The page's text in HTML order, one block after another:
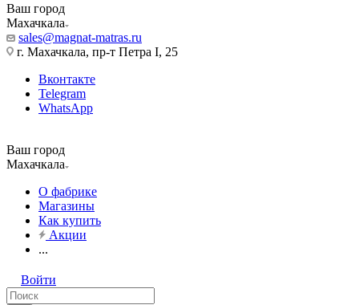
Ваш город
Махачкала
sales@magnat-matras.ru
г. Махачкала, пр-т Петра I, 25
Вконтакте
Telegram
WhatsApp
Ваш город
Махачкала
О фабрике
Магазины
Как купить
Акции
...
Войти